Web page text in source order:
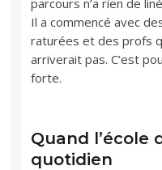
Il a commencé avec
raturées et des profs
arriverait pas. C’est
forte.
Quand l’école
quotidien